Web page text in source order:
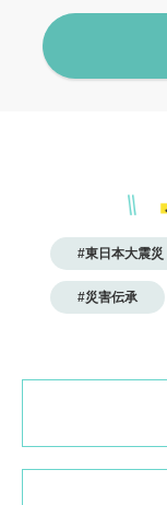
#東日本大震災
#災害伝承